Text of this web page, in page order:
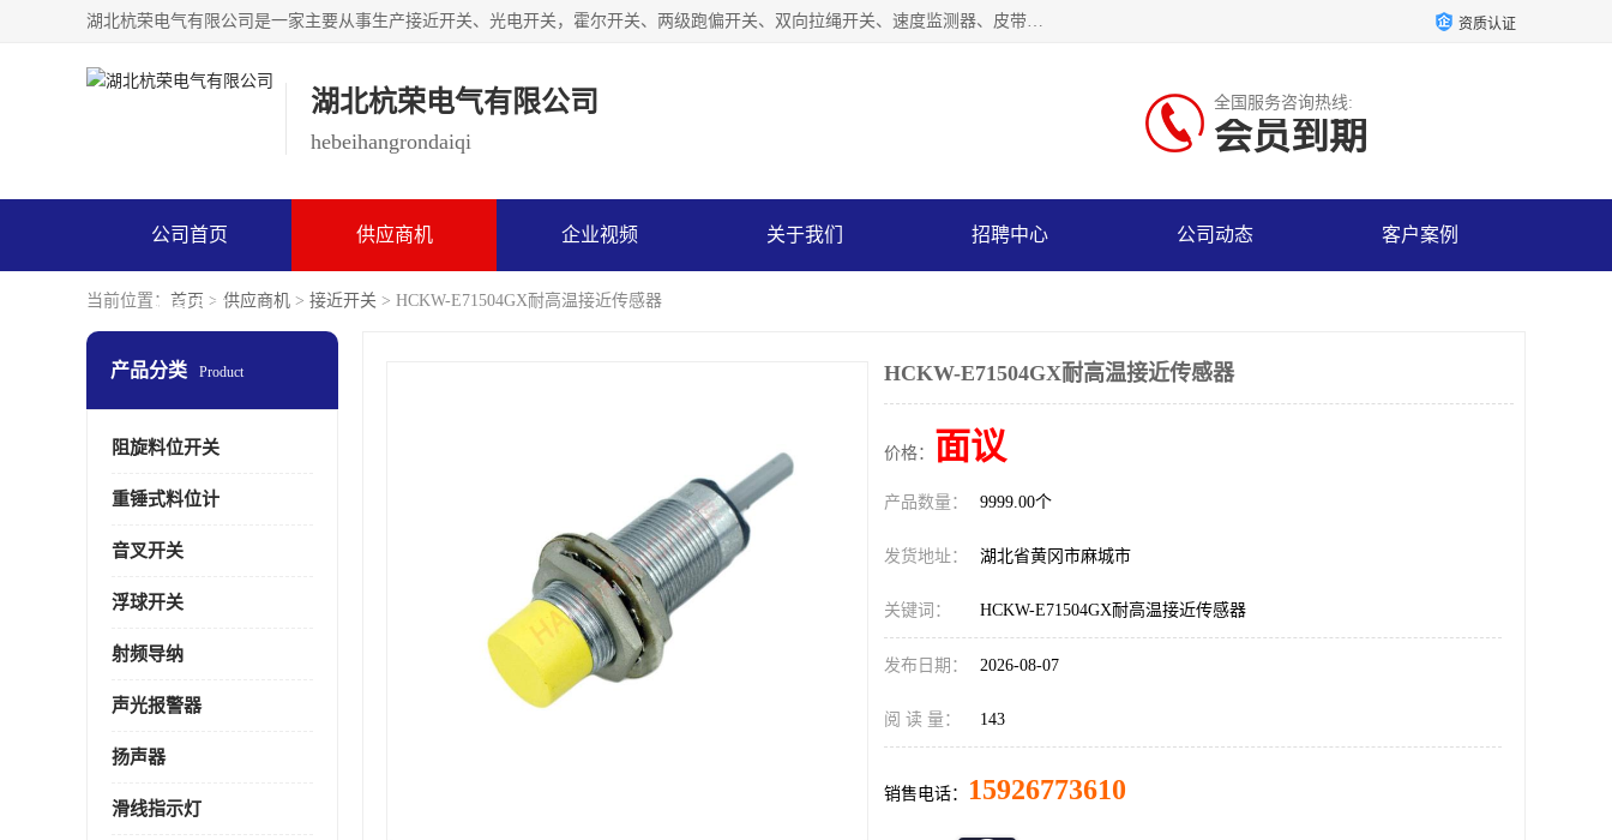
湖北杭荣电气有限公司是一家主要从事生产接近开关、光电开关，霍尔开关、两级跑偏开关、双向拉绳开关、速度监测器、皮带打滑开关、阻旋式料位开关、皮带纵向撕裂开关、溜槽堵塞开关、声光报警器、矿用磁性井筒开关等，主营行业：电气设备、仪器仪表制造, 高低压电器，成套电气设备，矿用防爆机电设备，皮带机综合保护系统，防爆电器，传感器，工矿配件，电器配件，自动化工业机器人的研发，制造，加工销售。 资质认证
湖北杭荣电气有限公司
hebeihangrondaiqi
全国服务咨询热线:
会员到期
公司首页 供应商机 企业视频 关于我们 招聘中心 公司动态 客户案例
联系方式
当前位置： 首页 > 供应商机 > 接近开关 > HCKW-E71504GX耐高温接近传感器
产品分类 Product
阻旋料位开关
重锤式料位计
音叉开关
浮球开关
射频导纳
声光报警器
扬声器
滑线指示灯
HCKW-E71504GX耐高温接近传感器
价格： 面议
产品数量： 9999.00个
发货地址： 湖北省黄冈市麻城市
关键词： HCKW-E71504GX耐高温接近传感器
发布日期： 2026-08-07
阅 读 量： 143
销售电话： 15926773610